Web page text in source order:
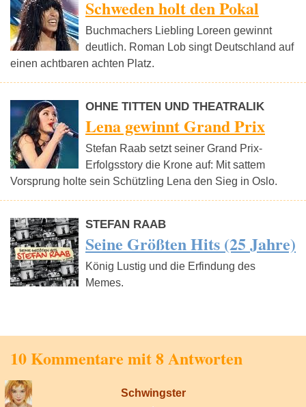
Schweden holt den Pokal
Buchmachers Liebling Loreen gewinnt
deutlich. Roman Lob singt Deutschland auf
einen achtbaren achten Platz.
OHNE TITTEN UND THEATRALIK
Lena gewinnt Grand Prix
Stefan Raab setzt seiner Grand Prix-
Erfolgsstory die Krone auf: Mit sattem
Vorsprung holte sein Schützling Lena den Sieg in Oslo.
STEFAN RAAB
Seine Größten Hits (25 Jahre)
König Lustig und die Erfindung des
Memes.
10 Kommentare mit 8 Antworten
Schwingster